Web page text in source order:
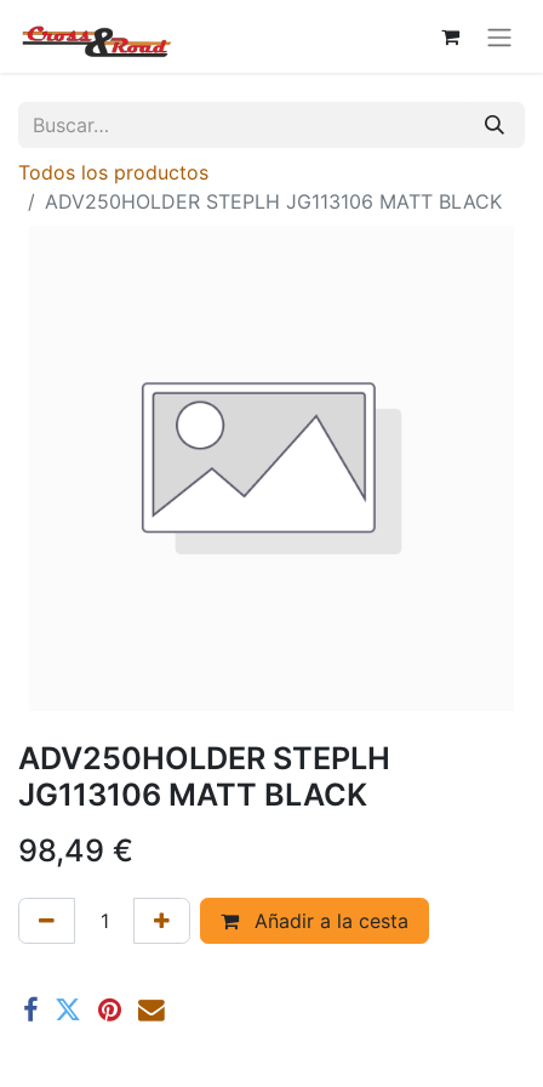
Todos los productos
ADV250HOLDER STEPLH JG113106 MATT BLACK
ADV250HOLDER STEPLH
JG113106 MATT BLACK
98,49 €
Añadir a la cesta